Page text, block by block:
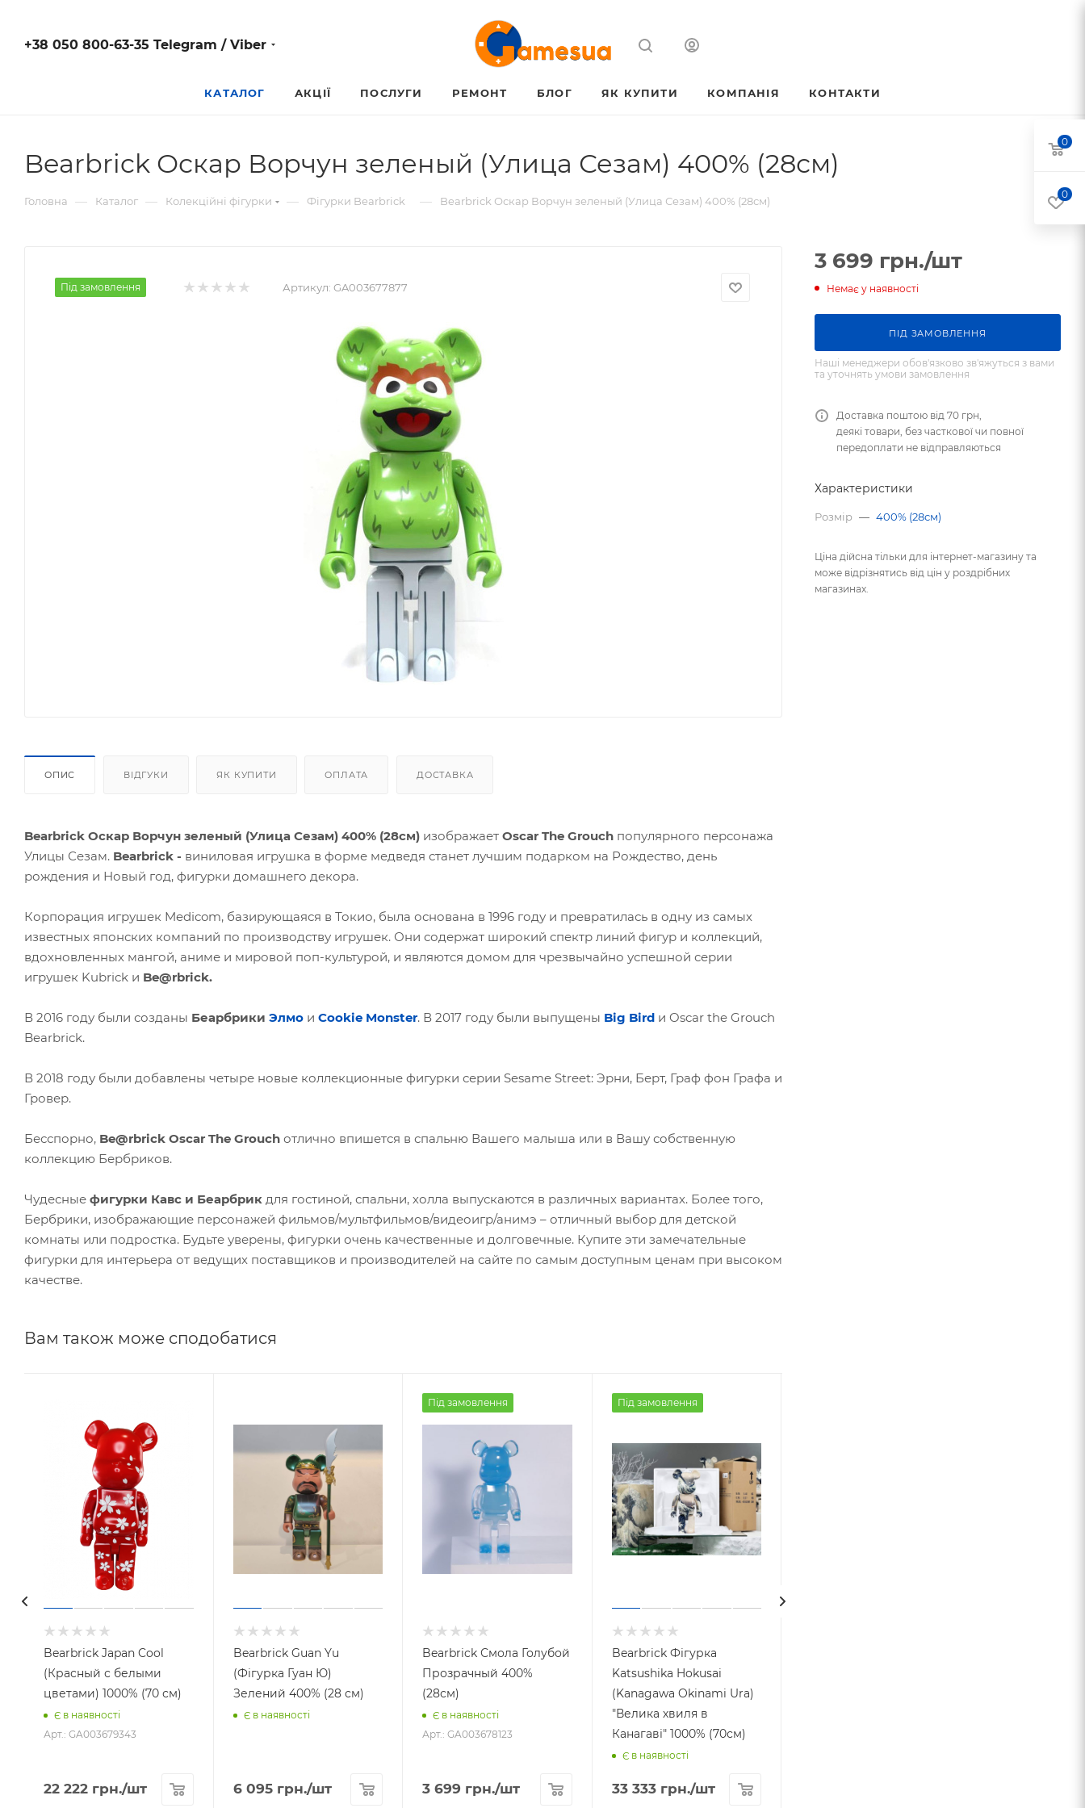
+38 050 800-63-35 Telegram / Viber
КАТАЛОГ АКЦІЇ ПОСЛУГИ РЕМОНТ БЛОГ ЯК КУПИТИ КОМПАНІЯ КОНТАКТИ
Bearbrick Оскар Ворчун зеленый (Улица Сезам) 400% (28см)
Головна — Каталог — Колекційні фігурки — Фігурки Bearbrick — Bearbrick Оскар Ворчун зеленый (Улица Сезам) 400% (28см)
Під замовлення Артикул: GA003677877
ОПИС ВІДГУКИ ЯК КУПИТИ ОПЛАТА ДОСТАВКА
Bearbrick Оскар Ворчун зеленый (Улица Сезам) 400% (28см) изображает Oscar The Grouch популярного персонажа
Улицы Сезам. Bearbrick - виниловая игрушка в форме медведя станет лучшим подарком на Рождество, день
рождения и Новый год, фигурки домашнего декора.
Корпорация игрушек Medicom, базирующаяся в Токио, была основана в 1996 году и превратилась в одну из самых
известных японских компаний по производству игрушек. Они содержат широкий спектр линий фигур и коллекций,
вдохновленных мангой, аниме и мировой поп-культурой, и являются домом для чрезвычайно успешной серии
игрушек Kubrick и Be@rbrick.
В 2016 году были созданы Беарбрики Элмо и Cookie Monster. В 2017 году были выпущены Big Bird и Oscar the Grouch
Bearbrick.
В 2018 году были добавлены четыре новые коллекционные фигурки серии Sesame Street: Эрни, Берт, Граф фон Графа и
Гровер.
Бесспорно, Be@rbrick Oscar The Grouch отлично впишется в спальню Вашего малыша или в Вашу собственную
коллекцию Бербриков.
Чудесные фигурки Кавс и Беарбрик для гостиной, спальни, холла выпускаются в различных вариантах. Более того,
Бербрики, изображающие персонажей фильмов/мультфильмов/видеоигр/анимэ – отличный выбор для детской
комнаты или подростка. Будьте уверены, фигурки очень качественные и долговечные. Купите эти замечательные
фигурки для интерьера от ведущих поставщиков и производителей на сайте по самым доступным ценам при высоком
качестве.
Вам також може сподобатися
Bearbrick Japan Cool
(Красный с белыми
цветами) 1000% (70 см)
Є в наявності
Арт.: GA003679343
22 222 грн./шт
Bearbrick Guan Yu
(Фігурка Гуан Ю)
Зелений 400% (28 см)
Є в наявності
6 095грн./шт
Під замовлення
Bearbrick Смола Голубой
Прозрачный 400%
(28см)
Є в наявності
Арт.: GA003678123
3 699 грн./шт
Під замовлення
Bearbrick Фігурка
Katsushika Hokusai
(Kanagawa Okinami Ura)
"Велика хвиля в
Канагаві" 1000% (70см)
Є в наявності
33 333грн./шт
3 699 грн./шт
Немає у наявності
ПIД ЗАМОВЛЕННЯ
Наші менеджери обов'язково зв'яжуться з вами
та уточнять умови замовлення
Доставка поштою від 70 грн,
деякі товари, без часткової чи повної
передоплати не відправляються
Характеристики
Розмір — 400% (28см)
Ціна дійсна тільки для інтернет-магазину та
може відрізнятись від цін у роздрібних
магазинах.
0
0